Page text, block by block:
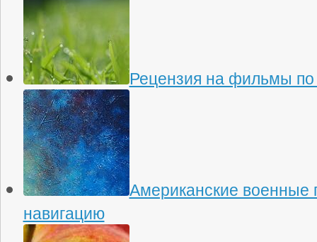
Рецензия на фильмы по
Американские военные
навигацию